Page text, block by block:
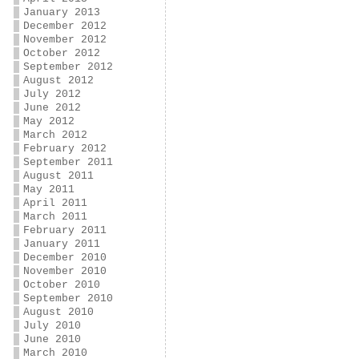
January 2013
December 2012
November 2012
October 2012
September 2012
August 2012
July 2012
June 2012
May 2012
March 2012
February 2012
September 2011
August 2011
May 2011
April 2011
March 2011
February 2011
January 2011
December 2010
November 2010
October 2010
September 2010
August 2010
July 2010
June 2010
March 2010